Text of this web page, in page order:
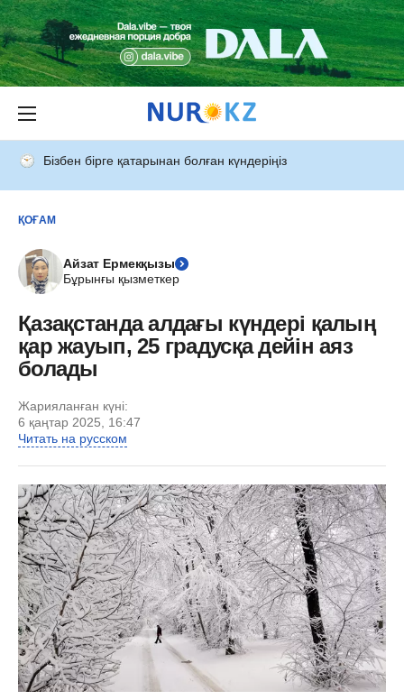
Бізбен бірге қатарынан болған күндеріңіз
ҚОҒАМ
Айзат Ермекқызы
Бұрынғы қызметкер
Қазақстанда алдағы күндері қалың
қар жауып, 25 градусқа дейін аяз
болады
Жарияланған күні:
6 қаңтар 2025, 16:47
Читать на русском